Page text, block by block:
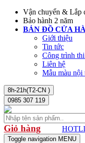
Vận chuyển & Lắp
Bảo hành 2 năm
BẢN ĐỒ CỬA
Giới thiệu
Tin tức
Công trình
Liên hệ
Mẫu màu nội
8h-21h(T2-CN )
0985 307 119
Giỏ hàng
Toggle navigation MENU